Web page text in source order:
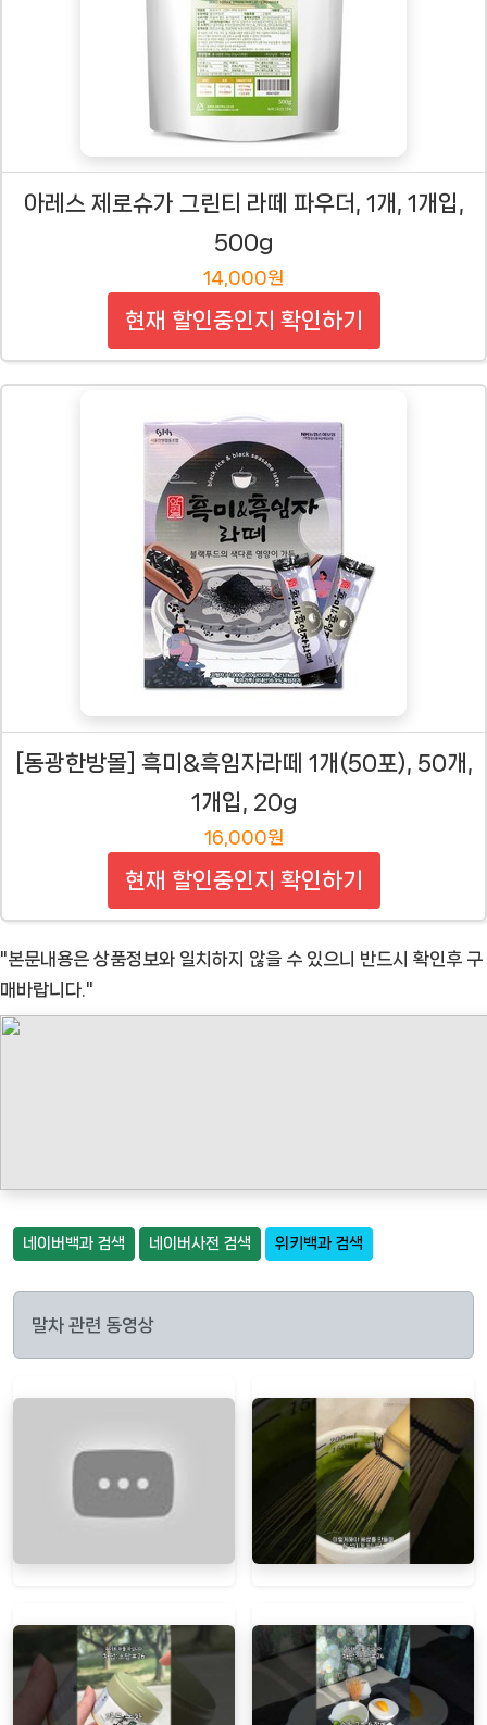
아레스 제로슈가 그린티 라떼 파우더, 1개, 1개입,
500g
14,000원
현재 할인중인지 확인하기
[동광한방몰] 흑미&흑임자라떼 1개(50포), 50개,
1개입, 20g
16,000원
현재 할인중인지 확인하기
"본문내용은 상품정보와 일치하지 않을 수 있으니 반드시 확인후 구
매바랍니다."
네이버백과 검색 네이버사전 검색 위키백과 검색
말차 관련 동영상